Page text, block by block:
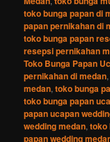
toko bunga papan di
papan pernikahan di
toko bunga papan
resepsi pernikahan
Toko Bunga Papan
pernikahan di medan
medan,toko bunga
toko bunga papan
papan ucapan
wedding medan,toko
papan wedding